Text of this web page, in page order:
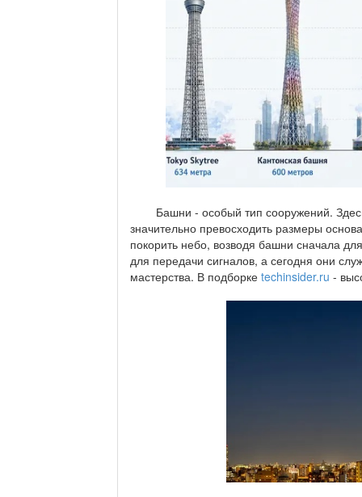
Башни - особый тип сооружений. Здесь
значительно превосходить размеры
покорить небо, возводя башни сначала
для передачи сигналов, а сегодня они
мастерства. В подборке techinsider.ru -